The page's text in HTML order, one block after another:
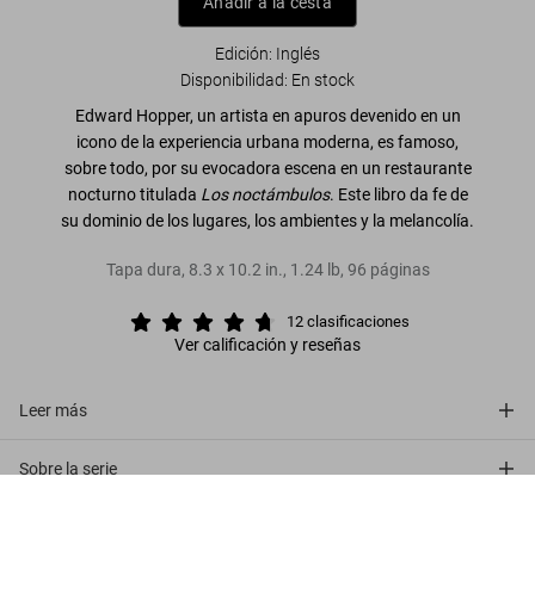
Edición: Inglés
Disponibilidad: En stock
Edward Hopper, un artista en apuros devenido en un
icono de la experiencia urbana moderna, es famoso,
sobre todo, por su evocadora escena en un restaurante
nocturno titulada Los noctámbulos. Este libro da fe de
su dominio de los lugares, los ambientes y la melancolía.
Tapa dura, 8.3 x 10.2 in., 1.24 lb, 96 páginas
12 clasificaciones
Ver calificación y reseñas
Leer más
Sobre la serie